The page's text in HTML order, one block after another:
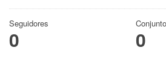
Seguidores
0 0